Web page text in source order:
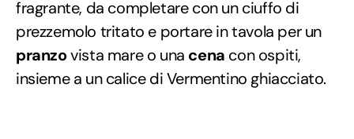
fragrante, da completare con un ciuffo di
prezzemolo tritato e portare in tavola per un
pranzovista mare o una cena con ospiti,
insieme a un calice di Vermentino ghiacciato.